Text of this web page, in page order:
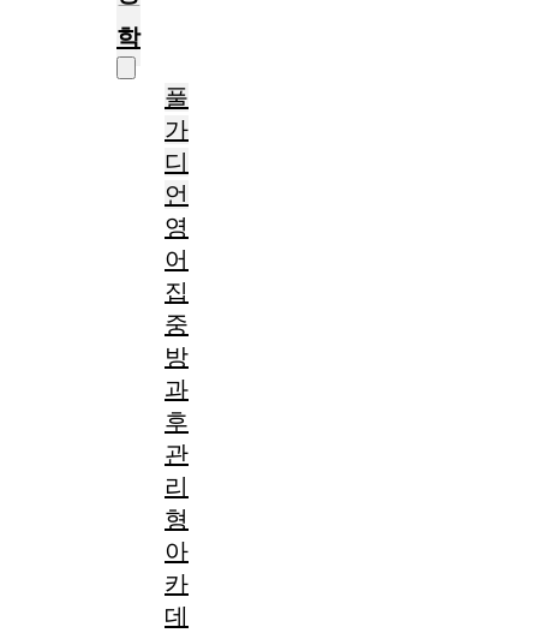
학
풀
가
디
언
영
어
집
중
방
과
후
관
리
형
아
카
데